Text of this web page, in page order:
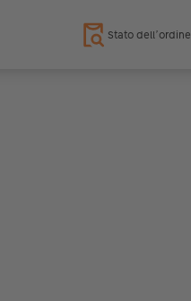
Stato dell’ordine